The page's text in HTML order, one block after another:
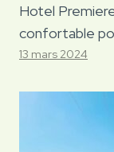
Hotel
confortable
13 mars 2024